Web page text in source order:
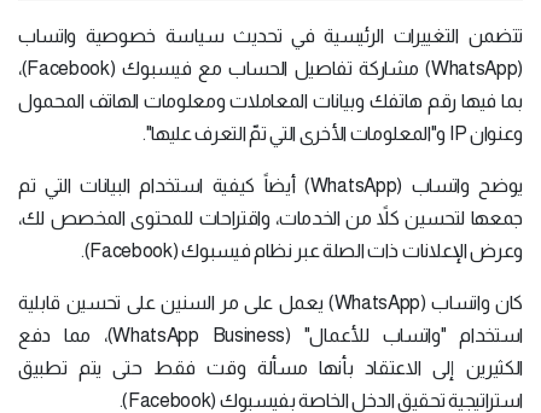
تتضمن التغييرات الرئيسية في تحديث سياسة خصوصية واتساب
(WhatsApp) مشاركة تفاصيل الحساب مع فيسبوك (Facebook)،
بما فيها رقم هاتفك وبيانات المعاملات ومعلومات الهاتف المحمول
وعنوان IP و"المعلومات الأخرى التي تمّ التعرف عليها".
يوضح واتساب (WhatsApp) أيضاً كيفية استخدام البيانات التي تم
جمعها لتحسين كلاً من الخدمات، واقتراحات للمحتوى المخصص لك،
وعرض الإعلانات ذات الصلة عبر نظام فيسبوك (Facebook).
كان واتساب (WhatsApp) يعمل على مر السنين على تحسين قابلية
استخدام "واتساب للأعمال" (WhatsApp Business)، مما دفع
الكثيرين إلى الاعتقاد بأنها مسألة وقت فقط حتى يتم تطبيق
استراتيجية تحقيق الدخل الخاصة بفيسبوك (Facebook).